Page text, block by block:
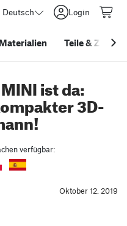
Deutsch Login
Materialien Teile&
ist da:
3D-
verfügbar:
Oktober 12. 2019